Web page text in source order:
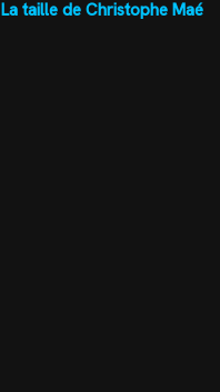
La taille de Christophe Maé